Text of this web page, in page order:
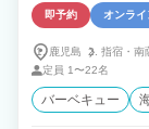
即予約 オンラ
鹿児島 指宿・ 南
定員 1〜22名
バーベキュー